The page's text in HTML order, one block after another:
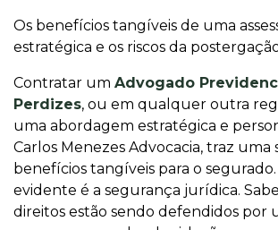
Os benefícios tangíveis de uma
estratégica e os riscos da
Contratar um Advogado
Perdizes, ou em qualquer outra
uma abordagem estratégica e
Carlos Menezes Advocacia, traz uma
benefícios tangíveis para o segurado.
evidente é a segurança jurídica.
direitos estão sendo defendidos por